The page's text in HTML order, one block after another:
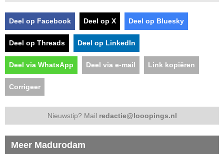
Deel op Facebook Deel op X Deel op Bluesky
Deel op Threads Deel op LinkedIn
Deel via WhatsApp Deel via e-mail Link kopiëren
Corrigeer
Nieuwstip? Mail redactie@looopings.nl
Meer Madurodam